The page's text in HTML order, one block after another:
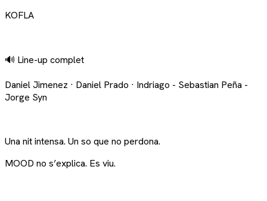
KOFLA
🔊 Line-up complet
Daniel Jimenez · Daniel Prado · Indriago - Sebastian Peña -
Jorge Syn
Una nit intensa. Un so que no perdona.
MOOD no s’explica. Es viu.